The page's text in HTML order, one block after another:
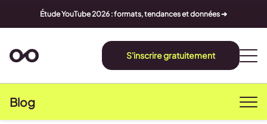
Étude YouTube 2026 : formats, tendances et données ➔
S'inscrire gratuitement
Blog